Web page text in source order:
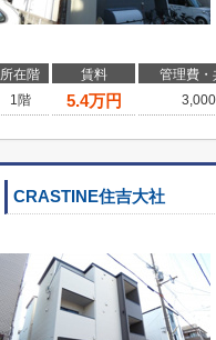
所在階 賃料 管理費・
1階
5.4万円
CRASTINE住吉大社